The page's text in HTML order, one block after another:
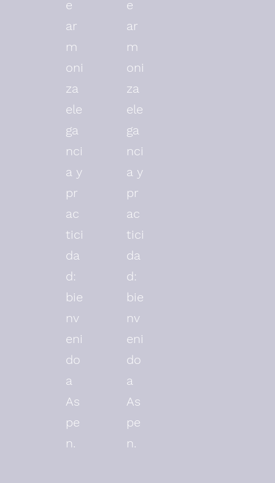
e
ar
m
oni
za
ele
ga
nci
a y
pr
ac
tici
da
d:
bie
nv
eni
do
a
As
pe
n.
e
ar
m
oni
za
ele
ga
nci
a y
pr
ac
tici
da
d:
bie
nv
eni
do
a
As
pe
n.